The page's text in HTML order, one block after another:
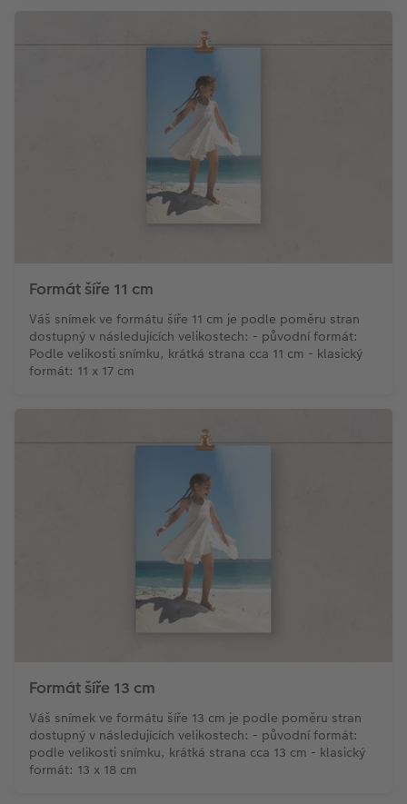
Formát šíře 11 cm
Váš snímek ve formátu šíře 11 cm je podle poměru stran
dostupný v následujících velikostech: - původní formát:
Podle velikosti snímku, krátká strana cca 11 cm - klasický
formát: 11 x 17 cm
Formát šíře 13 cm
Váš snímek ve formátu šíře 13 cm je podle poměru stran
dostupný v následujících velikostech: - původní formát:
podle velikosti snímku, krátká strana cca 13 cm - klasický
formát: 13 x 18 cm